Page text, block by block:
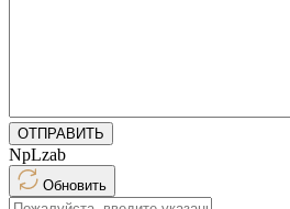
ОТПРАВИТЬ
NpLzab
Обновить